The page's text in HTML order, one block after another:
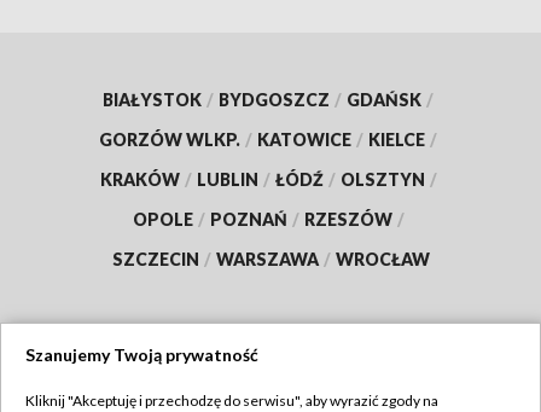
BIAŁYSTOK / BYDGOSZCZ / GDAŃSK /
GORZÓW WLKP. / KATOWICE / KIELCE /
KRAKÓW / LUBLIN / ŁÓDŹ / OLSZTYN /
OPOLE / POZNAŃ / RZESZÓW /
SZCZECIN / WARSZAWA / WROCŁAW
Szanujemy Twoją prywatność
Kliknij "Akceptuję i przechodzę do serwisu", aby wyrazić zgody na